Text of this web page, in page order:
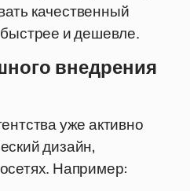
качественный
и дешевле.
внедрения
уже активно
дизайн,
Например: